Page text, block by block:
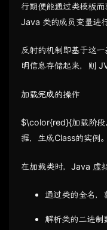
行期便能通过类模板
Java 类的成员变量进
反射的机制即基于这
明信息存储起来，则
加载完成的操作
$\color{red}{加载阶段
据，生成Class的实例
在加载类时，Java 虚
通过类的全名，
解析类的二进制